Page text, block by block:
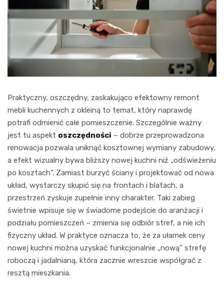
Praktyczny, oszczędny, zaskakująco efektowny remont
mebli kuchennych z okleiną to temat, który naprawdę
potrafi odmienić całe pomieszczenie. Szczególnie ważny
jest tu aspekt oszczędności – dobrze przeprowadzona
renowacja pozwala uniknąć kosztownej wymiany zabudowy,
a efekt wizualny bywa bliższy nowej kuchni niż „odświeżeniu
po kosztach”. Zamiast burzyć ściany i projektować od nowa
układ, wystarczy skupić się na frontach i blatach, a
przestrzeń zyskuje zupełnie inny charakter. Taki zabieg
świetnie wpisuje się w świadome podejście do aranżacji i
podziału pomieszczeń – zmienia się odbiór stref, a nie ich
fizyczny układ. W praktyce oznacza to, że za ułamek ceny
nowej kuchni można uzyskać funkcjonalnie „nową” strefę
roboczą i jadalnianą, która zacznie wreszcie współgrać z
resztą mieszkania.